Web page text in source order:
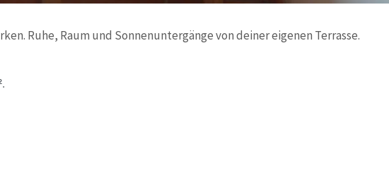
Ruhe, Raum und Sonnenuntergänge von deiner eigenen Terrasse.